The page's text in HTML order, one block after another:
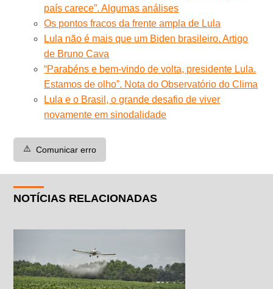
país carece”. Algumas análises
Os pontos fracos da frente ampla de Lula
Lula não é mais que um Biden brasileiro. Artigo
de Bruno Cava
“Parabéns e bem-vindo de volta, presidente Lula.
Estamos de olho”. Nota do Observatório do Clima
Lula e o Brasil, o grande desafio de viver
novamente em sinodalidade
⚠️ Comunicar erro
NOTÍCIAS RELACIONADAS